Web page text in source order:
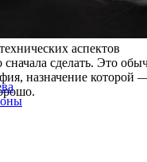
аспектов
сделать. Это
назначение которой